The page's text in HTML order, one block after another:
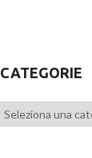
CATEGORIE
Categorie